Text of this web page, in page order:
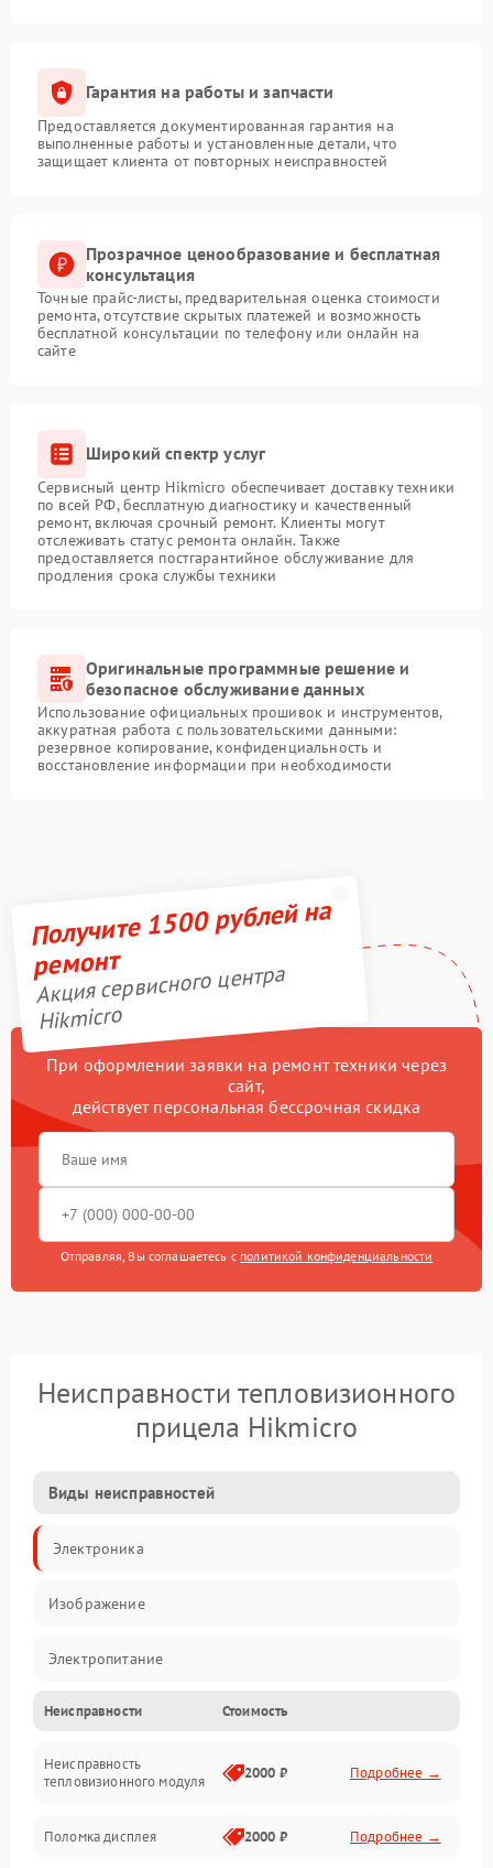
Гарантия на работы и запчасти
Предоставляется документированная гарантия на
выполненные работы и установленные детали, что
защищает клиента от повторных неисправностей
Прозрачное ценообразование и бесплатная
консультация
Точные прайс-листы, предварительная оценка стоимости
ремонта, отсутствие скрытых платежей и возможность
бесплатной консультации по телефону или онлайн на
сайте
Широкий спектр услуг
Сервисный центр Hikmicro обеспечивает доставку техники
по всей РФ, бесплатную диагностику и качественный
ремонт, включая срочный ремонт. Клиенты могут
отслеживать статус ремонта онлайн. Также
предоставляется постгарантийное обслуживание для
продления срока службы техники
Оригинальные программные решение и
безопасное обслуживание данных
Использование официальных прошивок и инструментов,
аккуратная работа с пользовательскими данными:
резервное копирование, конфиденциальность и
восстановление информации при необходимости
Получите 1500 рублей на
ремонт
Акция сервисного центра
Hikmicro
При оформлении заявки на ремонт техники через
сайт,
действует персональная бессрочная скидка
Отправляя, Вы соглашаетесь с политикой конфиденциальности
Неисправности тепловизионного
прицела Hikmicro
Виды неисправностей
Электроника
Изображение
Электропитание
Измерения
Матрица
Неисправности Стоимость
Неисправность
тепловизионного модуля
2000 ₽ Подробнее →
Поломка дисплея 2000 ₽ Подробнее →